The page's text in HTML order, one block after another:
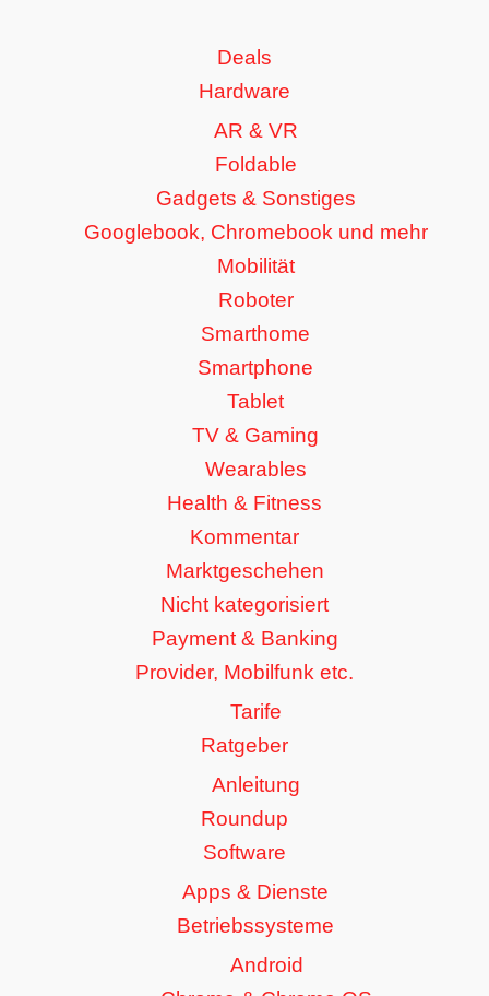
Deals
Hardware
AR & VR
Foldable
Gadgets & Sonstiges
Googlebook, Chromebook und mehr
Mobilität
Roboter
Smarthome
Smartphone
Tablet
TV & Gaming
Wearables
Health & Fitness
Kommentar
Marktgeschehen
Nicht kategorisiert
Payment & Banking
Provider, Mobilfunk etc.
Tarife
Ratgeber
Anleitung
Roundup
Software
Apps & Dienste
Betriebssysteme
Android